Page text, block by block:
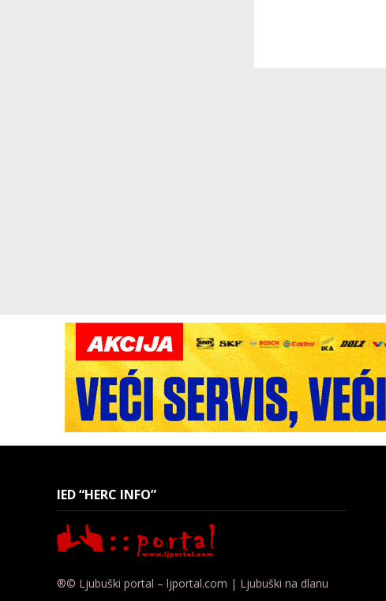
IED “HERC INFO”
®© Ljubuški portal – ljportal.com | Ljubuški na dlanu